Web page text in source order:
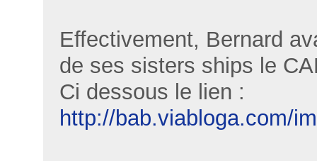
Effectivement, Bernard
de ses sisters ships le
Ci dessous le lien :
http://bab.viabloga.com/